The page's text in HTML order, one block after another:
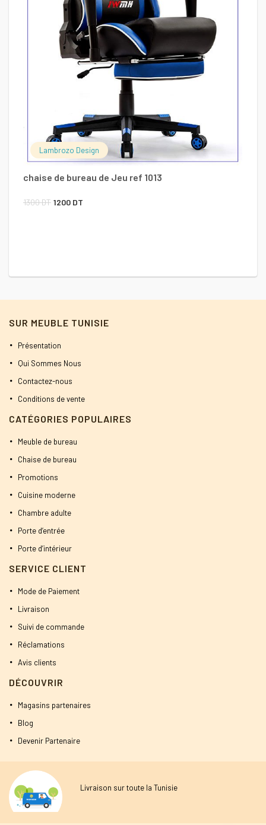
Lambrozo Design
chaise de bureau de Jeu ref 1013
1300DT Le
1200 DT
SUR MEUBLE TUNISIE
Présentation
Qui Sommes Nous
Contactez-nous
Conditions de vente
CATÉGORIES POPULAIRES
Meuble de bureau
Chaise de bureau
Promotions
Cuisine moderne
Chambre adulte
Porte d’entrée
Porte d’intérieur
SERVICE CLIENT
Mode de Paiement
Livraison
Suivi de commande
Réclamations
Avis clients
DÉCOUVRIR
Magasins partenaires
Blog
Devenir Partenaire
Livraison sur toute la Tunisie